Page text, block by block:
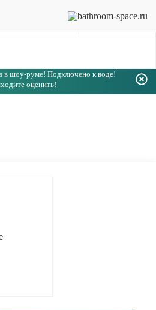
в шоу-руме! Подключено к воде!
оценить!